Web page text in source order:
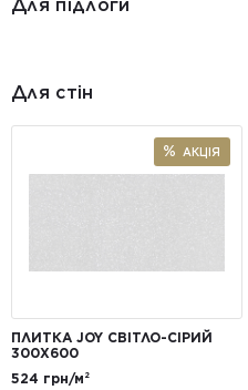
Для підлоги
Для стін
АКЦІЯ
ПЛИТКА JOY СВІТЛО-СІРИЙ
300X600
524 грн/м²